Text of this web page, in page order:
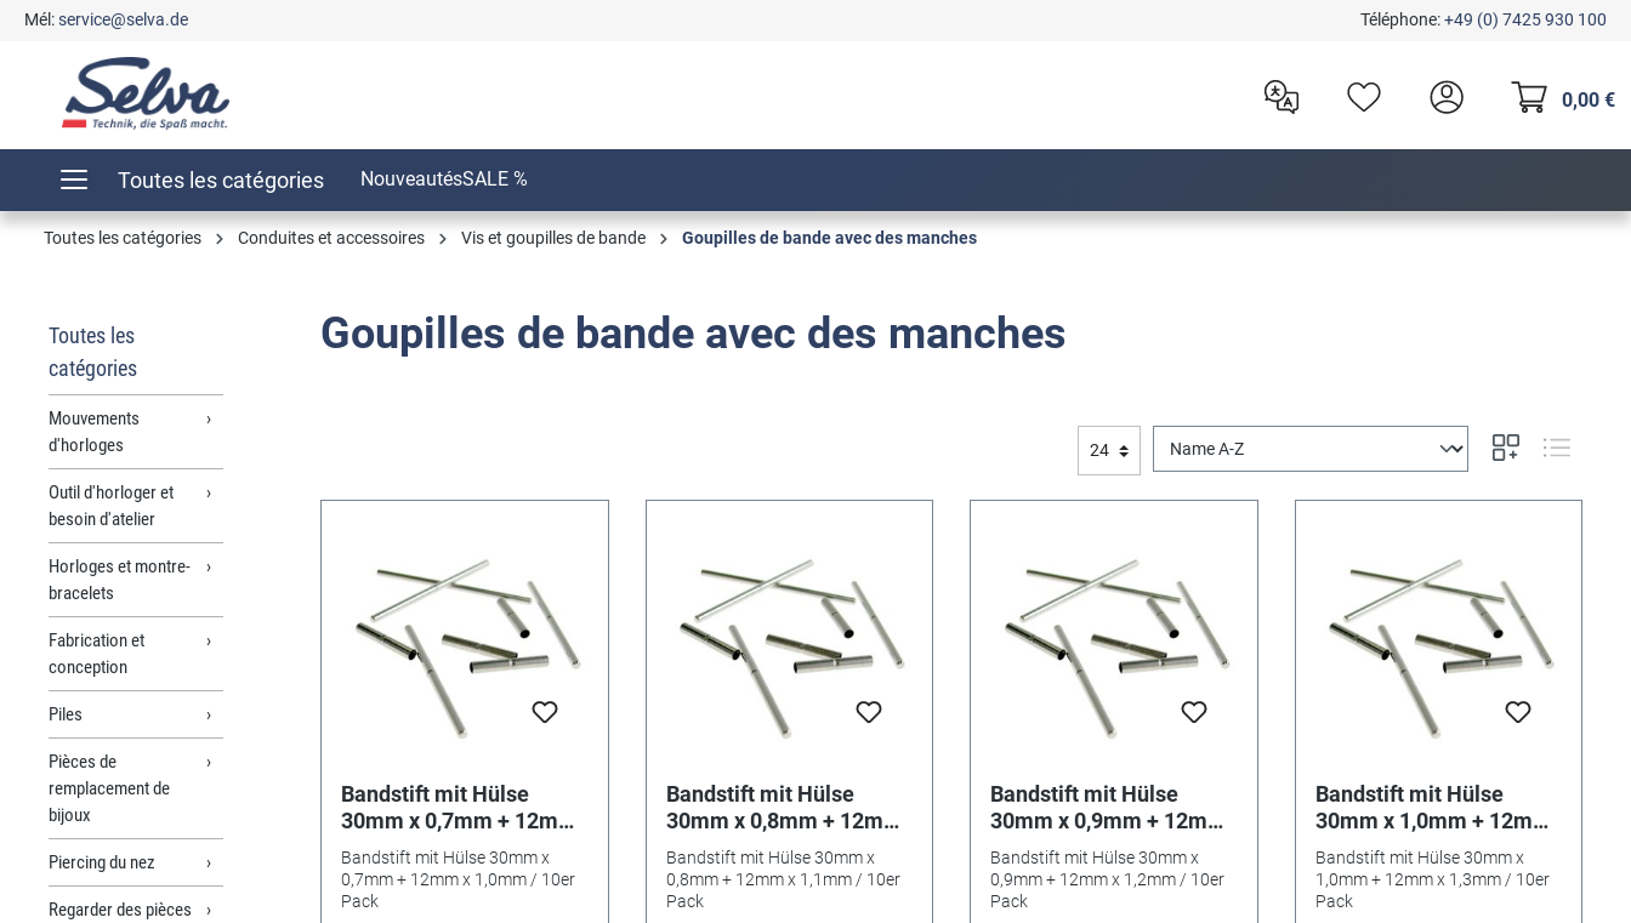
Passer à la navigation principale
Mél:service@selva.de Téléphone:+49 (0) 7425 930 100
0,00 €
Toutes les catégories NouveautésSALE %
Toutes les catégories Conduites et accessoires Vis et goupilles de bande Goupilles de bande avec des manches
Toutes les
catégories
Mouvements
d'horloges
Outil d'horloger et
besoin d'atelier
Horloges et montre-
bracelets
Fabrication et
conception
Piles
Pièces de
remplacement de
bijoux
Piercing du nez
Regarder des pièces
Goupilles de bande avec des manches
Bandstift mit Hülse
30mm x 0,7mm + 12mm
x 1,0mm / 10er Pack
Bandstift mit Hülse 30mm x
0,7mm + 12mm x 1,0mm / 10er
Pack
Bandstift mit Hülse
30mm x 0,8mm + 12mm
x 1,1mm / 10er Pack
Bandstift mit Hülse 30mm x
0,8mm + 12mm x 1,1mm / 10er
Pack
Bandstift mit Hülse
30mm x 0,9mm + 12mm
x 1,2mm / 10er Pack
Bandstift mit Hülse 30mm x
0,9mm + 12mm x 1,2mm / 10er
Pack
Bandstift mit Hülse
30mm x 1,0mm + 12mm
x 1,3mm / 10er Pack
Bandstift mit Hülse 30mm x
1,0mm + 12mm x 1,3mm / 10er
Pack